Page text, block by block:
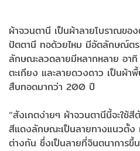
ผ้าจวนตานี เป็นผ้าลายโบราณขอ
ปัตตานี ทอด้วยไหม มีอัตลักษณ์ตร
ลักษณะลวดลายมีหลากหลาย อา
ตะเกียง และลายดวงดาว เป็นผ้า
สืบทอดมากว่า 200 ปี
“สังเกตง่ายๆ ผ้าจวนตานีนี้จะใช้
สีแดงลักษณะเป็นลายทางแนวตั้ง
ต่างกัน ซึ่งเป็นลายที่จินตนาการขึ้